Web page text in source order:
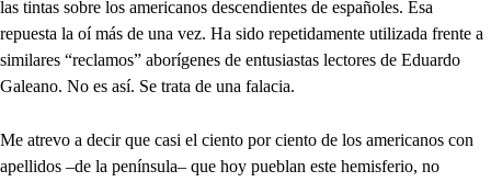
las tintas sobre los americanos descendientes de españoles. Esa
repuesta la oí más de una vez. Ha sido repetidamente utilizada frente a
similares “reclamos” aborígenes de entusiastas lectores de Eduardo
Galeano. No es así. Se trata de una falacia.
Me atrevo a decir que casi el ciento por ciento de los americanos con
apellidos –de la península– que hoy pueblan este hemisferio, no